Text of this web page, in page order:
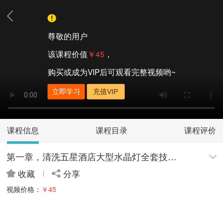
尊敬的用户
该课程价值 ￥45 ，
购买或成为VIP后可观看完整视频哟~
立即学习 充值VIP
课程信息 课程目录 课程评价
第一章，清洗五星酒店大型水晶灯全套技术|免拆洗技术流程
收藏 分享
视频价格： ￥45